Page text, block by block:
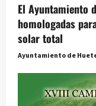
El Ayuntamiento
homologadas
solar total
Ayuntamiento de